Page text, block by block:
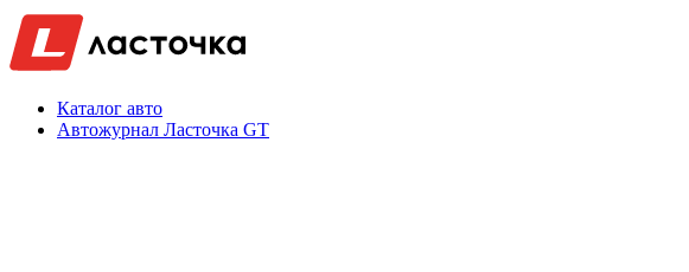
Каталог авто
Автожурнал Ласточка GT